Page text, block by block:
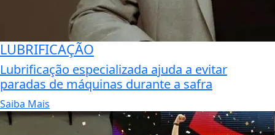
LUBRIFICAÇÃO
Lubrificação especializada ajuda a evitar
paradas de máquinas durante a safra
Saiba Mais